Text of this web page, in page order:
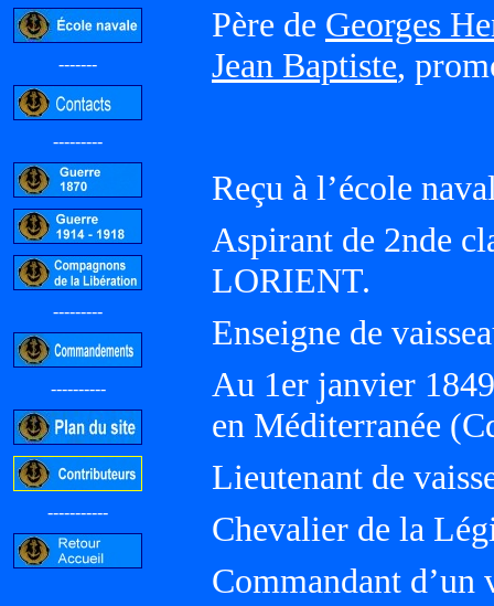
-------
---------
---------
----------
-----------
Père de Georges
Jean Baptiste,
Reçu à l’école
Aspirant de 2nde
LORIENT.
Enseigne de
Au 1er janvier
en Méditerranée
Lieutenant de
Chevalier de la
Commandant